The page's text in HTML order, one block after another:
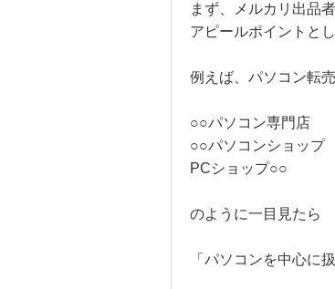
まず、メルカリ出品
アピールポイントと
例えば、パソコン転
○○パソコン専門店
○○パソコンショップ
PCショップ○○
のように一目見たら
「パソコンを中心に